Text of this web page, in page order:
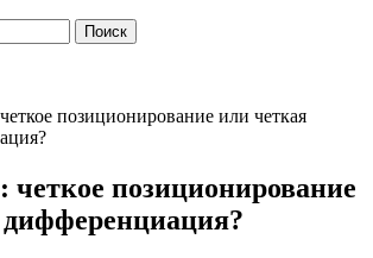
позиционирование или четкая
четкое позиционирование